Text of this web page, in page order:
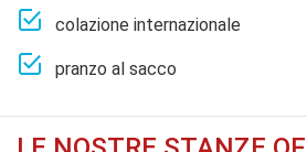
colazione internazionale
pranzo al sacco